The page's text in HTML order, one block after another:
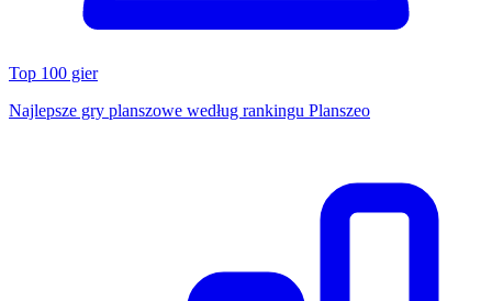
Top 100 gier
Najlepsze gry planszowe według rankingu Planszeo